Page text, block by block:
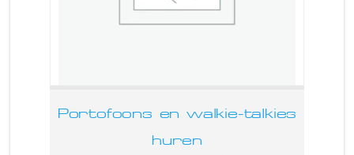
Portofoons en walkie-talkies
huren